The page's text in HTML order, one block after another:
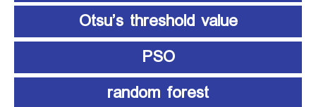
Otsu’s threshold value
PSO
random forest